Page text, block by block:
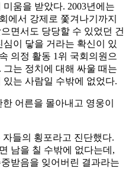
움을 받았다. 2003년에는
에서 강제로 쫓겨나기까지
면서도 당당할 수 있었던 건
이 닿을 거라는 확신이 있
의정 활동 1위 국회의원으
는 정치에 대해 싸울 때는
는 사람일 수밖에 없었다.
어른을 몰아내고 영웅이
들의 횡포라고 진단했다.
남을 칠 수밖에 없다는데,
받음을 잊어버린 결과라는